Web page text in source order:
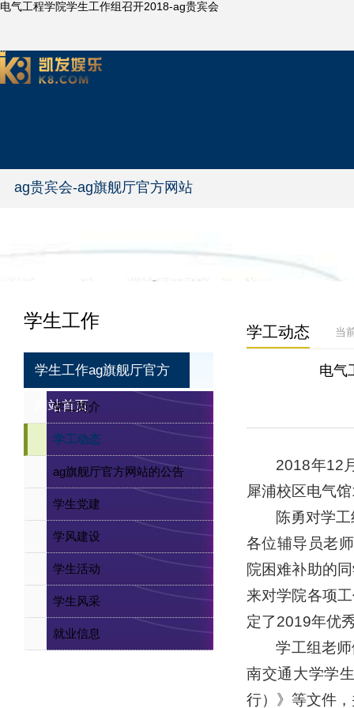
电气工程学院学生工作组召开2018-ag贵宾会
ag贵宾会-ag旗舰厅官方网站
学生工作
学生工作ag旗舰厅官方
网站首页
学工简介
学工动态
ag旗舰厅官方网站的公告
学生党建
学风建设
学生活动
学生风采
就业信息
学工动态 当
电气
2018年12
犀浦校区电气
陈勇对学
各位辅导员老
院困难补助的
来对学院各项
定了2019年优
学工组老
南交通大学学
行）》等文件